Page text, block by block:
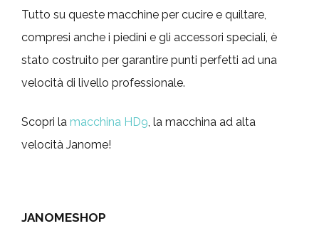
Tutto su queste macchine per cucire e quiltare,
compresi anche i piedini e gli accessori speciali, è
stato costruito per garantire punti perfetti ad una
velocità di livello professionale.
Scopri la macchina HD9, la macchina ad alta
velocità Janome!
JANOMESHOP